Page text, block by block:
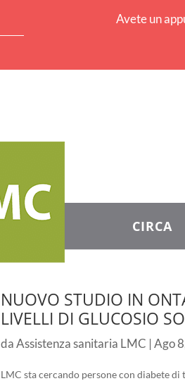
Avete un
CIRCA
NUOVO STUDIO IN
LIVELLI DI GLUCOSIO
daAssistenza sanitaria LMC |Ago
LMC sta cercando persone con diabete